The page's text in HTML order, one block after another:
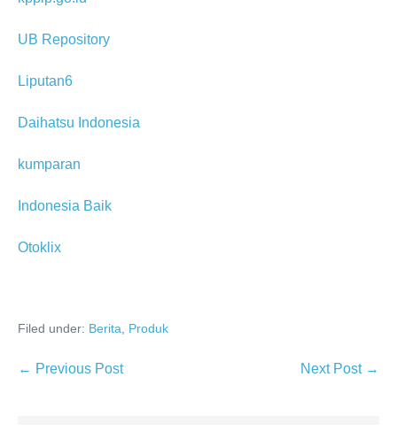
UB Repository
Liputan6
Daihatsu Indonesia
kumparan
Indonesia Baik
Otoklix
Filed under: Berita, Produk
← Previous Post Next Post →